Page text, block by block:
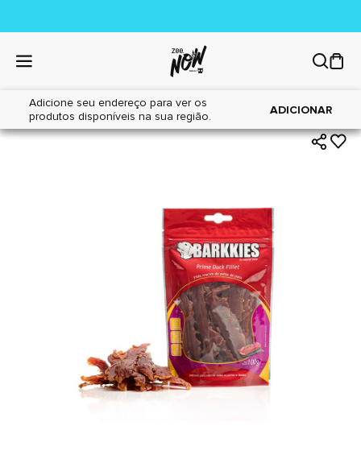
Adicione seu endereço para ver os
produtos disponíveis na sua região.
ADICIONAR
Home|Cães|Petiscos